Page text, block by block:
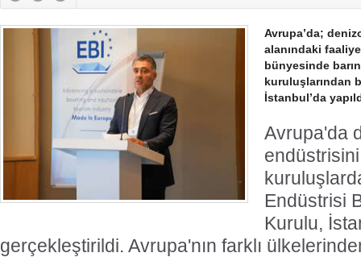
Avrupa’da;
alanındaki
bünyesinde
kuruluşlarından
İstanbul’da
Avrupa'da
Endüstrisi
Kurulu,
gerçekleştirildi. Avrupa'nın farklı